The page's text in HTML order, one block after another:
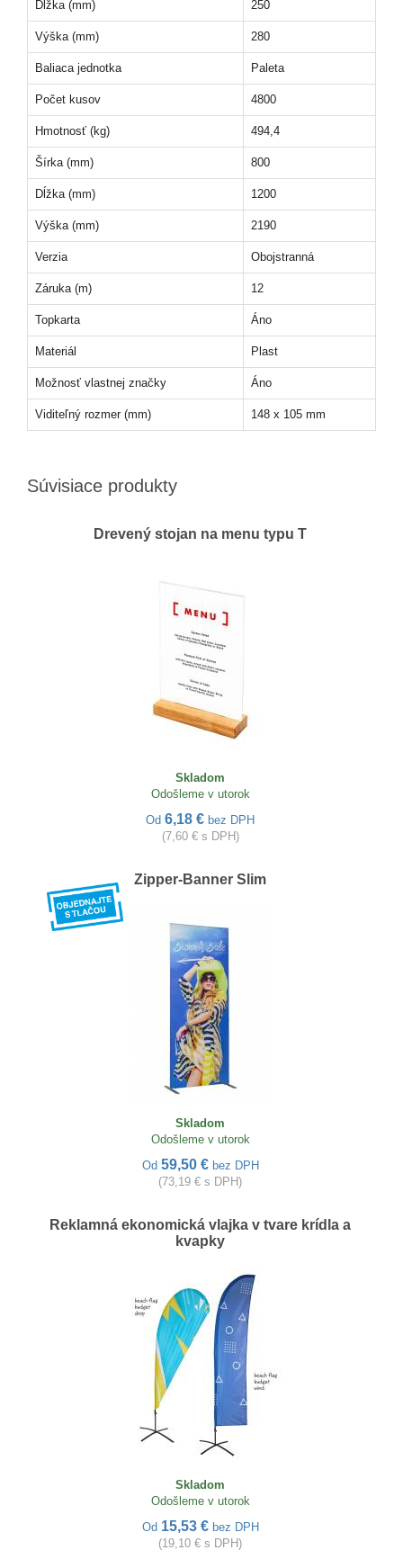
Dĺžka (mm) 250
Výška (mm) 280
Baliaca jednotka Paleta
Počet kusov 4800
Hmotnosť (kg) 494,4
Šírka (mm) 800
Dĺžka (mm) 1200
Výška (mm) 2190
Verzia Obojstranná
Záruka (m) 12
Topkarta Áno
Materiál Plast
Možnosť vlastnej značky Áno
Viditeľný rozmer (mm) 148 x 105 mm
Súvisiace produkty
Drevený stojan na menu typu T
Skladom
Odošleme v utorok
Od 6,18 € bez DPH
(7,60 € s DPH)
Zipper-Banner Slim
Skladom
Odošleme v utorok
Od 59,50 € bez DPH
(73,19 € s DPH)
Reklamná ekonomická vlajka v tvare krídla a
kvapky
Skladom
Odošleme v utorok
Od 15,53 € bez DPH
(19,10 € s DPH)